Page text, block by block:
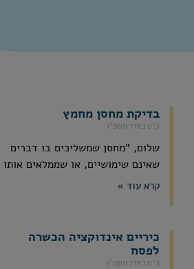
בדיקת מחסן מחמץ
כ״ט באדר תשפ״ו
שלום, "מחסן שמשליכים בו דברים
שאינם שימושיים, או שממלאים אותו
קרא עוד »
כיריים אינדוקציה הכשרה
לפסח
כ״ח באדר תשפ״ו